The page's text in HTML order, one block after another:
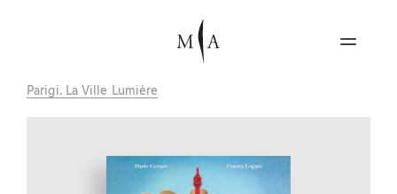
Parigi. La Ville Lumière